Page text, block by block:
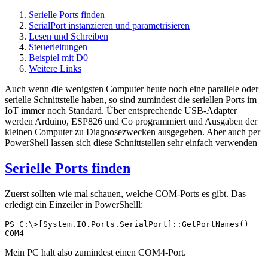
Serielle Ports finden
SerialPort instanzieren und parametrisieren
Lesen und Schreiben
Steuerleitungen
Beispiel mit D0
Weitere Links
Auch wenn die wenigsten Computer heute noch eine parallele oder
serielle Schnittstelle haben, so sind zumindest die seriellen Ports im
IoT immer noch Standard. Über entsprechende USB-Adapter
werden Arduino, ESP826 und Co programmiert und Ausgaben der
kleinen Computer zu Diagnosezwecken ausgegeben. Aber auch per
PowerShell lassen sich diese Schnittstellen sehr einfach verwenden
Serielle Ports finden
Zuerst sollten wie mal schauen, welche COM-Ports es gibt. Das
erledigt ein Einzeiler in PowerShelll:
PS C:\>[System.IO.Ports.SerialPort]::GetPortNames()
COM4
Mein PC halt also zumindest einen COM4-Port.